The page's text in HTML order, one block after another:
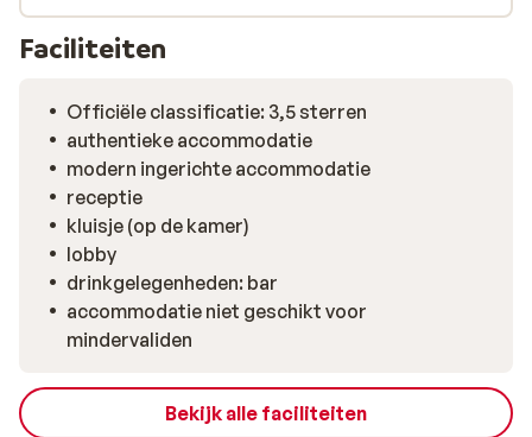
kruidenstoombad of het solarium. Ook staan er in de
namiddag een lekkere après-ski snack voor je klaar in
gaan smullen van een verrassend 4-gangendiner in het
restaurant.
Faciliteiten
Officiële classificatie: 3,5 sterren
authentieke accommodatie
modern ingerichte accommodatie
receptie
kluisje (op de kamer)
lobby
drinkgelegenheden: bar
accommodatie niet geschikt voor
mindervaliden
Bekijk alle faciliteiten